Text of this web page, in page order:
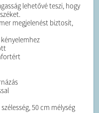
lehetővé teszi, hogy
megjelenést biztosít,
50 cm mélység